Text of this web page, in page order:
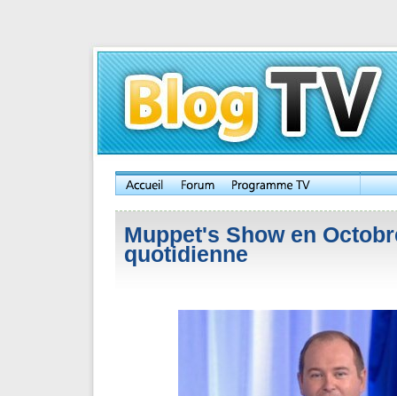
Muppet's Show en
quotidienne